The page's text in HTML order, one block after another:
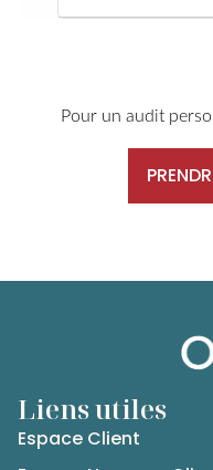
Pour un audit
Liens utiles
Espace Client